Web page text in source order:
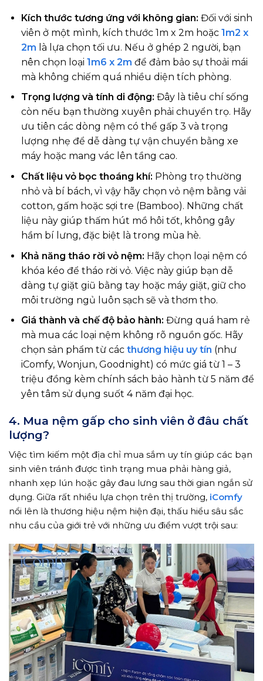
Kích thước tương ứng với không gian: Đối với sinh
viên ở một mình, kích thước 1m x 2m hoặc 1m2 x
2m là lựa chọn tối ưu. Nếu ở ghép 2 người, bạn
nên chọn loại 1m6 x 2m để đảm bảo sự thoải mái
mà không chiếm quá nhiều diện tích phòng.
Trọng lượng và tính di động: Đây là tiêu chí sống
còn nếu bạn thường xuyên phải chuyển trọ. Hãy
ưu tiên các dòng nệm có thể gấp 3 và trọng
lượng nhẹ để dễ dàng tự vận chuyển bằng xe
máy hoặc mang vác lên tầng cao.
Chất liệu vỏ bọc thoáng khí: Phòng trọ thường
nhỏ và bí bách, vì vậy hãy chọn vỏ nệm bằng vải
cotton, gấm hoặc sợi tre (Bamboo). Những chất
liệu này giúp thấm hút mồ hôi tốt, không gây
hầm bí lưng, đặc biệt là trong mùa hè.
Khả năng tháo rời vỏ nệm: Hãy chọn loại nệm có
khóa kéo để tháo rời vỏ. Việc này giúp bạn dễ
dàng tự giặt giũ bằng tay hoặc máy giặt, giữ cho
môi trường ngủ luôn sạch sẽ và thơm tho.
Giá thành và chế độ bảo hành: Đừng quá ham rẻ
mà mua các loại nệm không rõ nguồn gốc. Hãy
chọn sản phẩm từ các thương hiệu uy tín (như
iComfy, Wonjun, Goodnight) có mức giá từ 1 – 3
triệu đồng kèm chính sách bảo hành từ 5 năm để
yên tâm sử dụng suốt 4 năm đại học.
4. Mua nệm gấp cho sinh viên ở đâu chất
lượng?
Việc tìm kiếm một địa chỉ mua sắm uy tín giúp các bạn
sinh viên tránh được tình trạng mua phải hàng giả,
nhanh xẹp lún hoặc gây đau lưng sau thời gian ngắn sử
dụng. Giữa rất nhiều lựa chọn trên thị trường, iComfy
nổi lên là thương hiệu nệm hiện đại, thấu hiểu sâu sắc
nhu cầu của giới trẻ với những ưu điểm vượt trội sau: